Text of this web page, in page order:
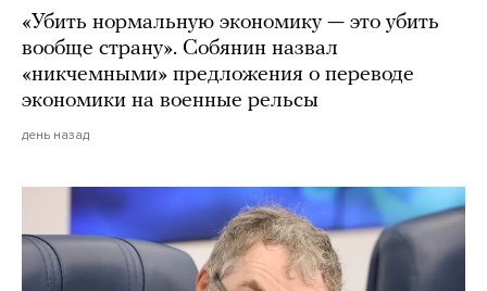
«Убить нормальную экономику — это убить
вообще страну». Собянин назвал
«никчемными» предложения о переводе
экономики на военные рельсы
день назад